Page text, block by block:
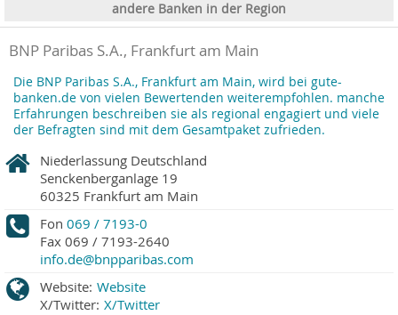
andere Banken in der Region
BNP Paribas S.A., Frankfurt am Main
Die BNP Paribas S.A., Frankfurt am Main, wird bei gute-
banken.de von vielen Bewertenden weiterempfohlen. manche
Erfahrungen beschreiben sie als regional engagiert und viele
der Befragten sind mit dem Gesamtpaket zufrieden.
Niederlassung Deutschland
Senckenberganlage 19
60325 Frankfurt am Main
Fon 069 / 7193-0
Fax 069 / 7193-2640
info.de@bnpparibas.com
Website: Website
X/Twitter: X/Twitter